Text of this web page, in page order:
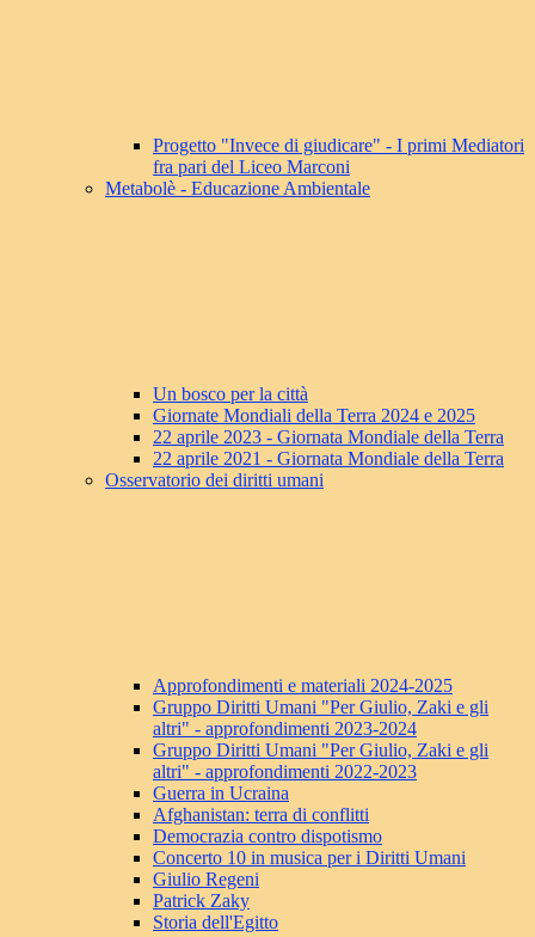
Progetto "Invece di giudicare" - I primi Mediatori
fra pari del Liceo Marconi
Metabolè - Educazione Ambientale
Un bosco per la città
Giornate Mondiali della Terra 2024 e 2025
22 aprile 2023 - Giornata Mondiale della Terra
22 aprile 2021 - Giornata Mondiale della Terra
Osservatorio dei diritti umani
Approfondimenti e materiali 2024-2025
Gruppo Diritti Umani "Per Giulio, Zaki e gli
altri" - approfondimenti 2023-2024
Gruppo Diritti Umani "Per Giulio, Zaki e gli
altri" - approfondimenti 2022-2023
Guerra in Ucraina
Afghanistan: terra di conflitti
Democrazia contro dispotismo
Concerto 10 in musica per i Diritti Umani
Giulio Regeni
Patrick Zaky
Storia dell'Egitto